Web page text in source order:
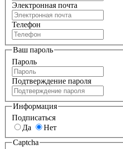
Электронная почта
Телефон
Ваш пароль
Пароль
Подтверждение пароля
Информация
Подписаться
Да
Нет
Captcha